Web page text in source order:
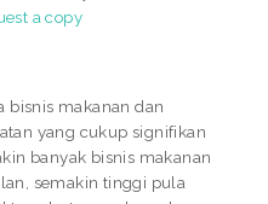
a copy
bisnis makanan dan
yang cukup signifikan
banyak bisnis makanan
semakin tinggi pula